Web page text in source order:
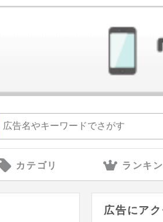
カテゴリ ランキ
広告にア